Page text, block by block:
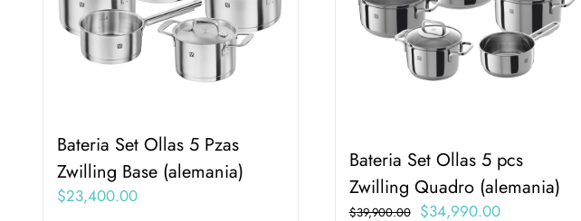
Bateria Set Ollas 5 Pzas
Zwilling Base (alemania)
$23,400.00
Bateria Set Ollas 5 pcs
Zwilling Quadro (alemania)
$39,900.00
El
$34,990.00El